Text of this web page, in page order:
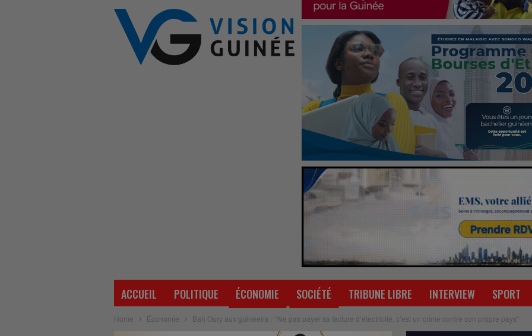
ACCUEIL POLITIQUE ÉCONOMIE SOCIÉTÉ TRIBUNE LIBRE INTERVIEW SPORT
Home Économie Bah Oury aux guinéens : ‘’Ne pas payer sa facture d’électricité, c’est un crime contre son propre pays’’